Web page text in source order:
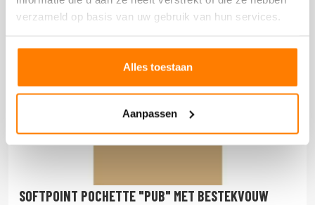
verzameld op basis van uw gebruik van hun services.
Alles toestaan
Aanpassen
SOFTPOINT POCHETTE "PUB" MET BESTEKVOUW